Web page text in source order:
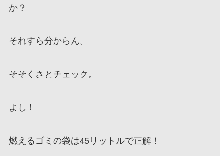
か？
それすら分からん。
そそくさとチェック。
よし！
燃えるゴミの袋は45リットルで正解！